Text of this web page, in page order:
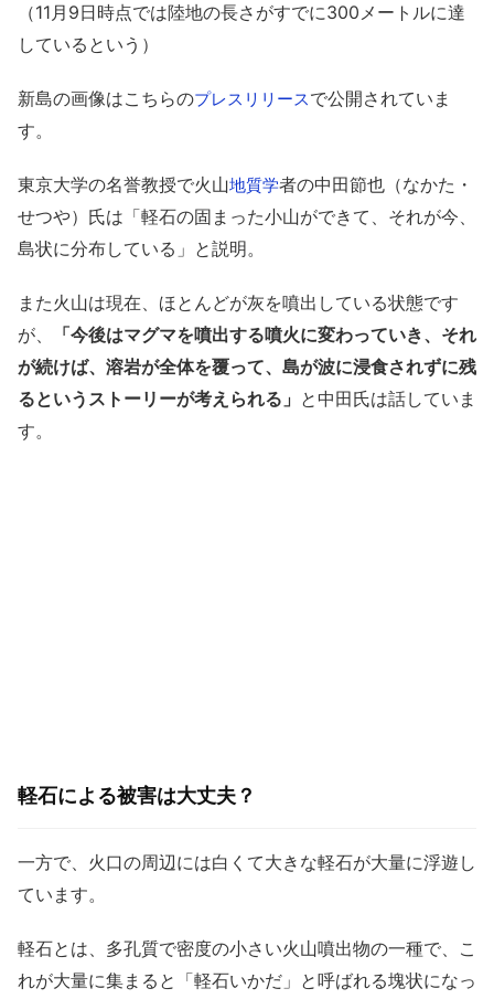
（11月9日時点では陸地の長さがすでに300メートルに達
しているという）
新島の画像はこちらのプレスリリースで公開されていま
す。
東京大学の名誉教授で火山地質学者の中田節也（なかた・
せつや）氏は「軽石の固まった小山ができて、それが今、
島状に分布している」と説明。
また火山は現在、ほとんどが灰を噴出している状態です
が、
「今後はマグマを噴出する噴火に変わっていき、それ
が続けば、溶岩が全体を覆って、島が波に浸食されずに残
るというストーリーが考えられる」 と中田氏は話していま
す。
軽石による被害は大丈夫？
一方で、火口の周辺には白くて大きな軽石が大量に浮遊し
ています。
軽石とは、多孔質で密度の小さい火山噴出物の一種で、こ
れが大量に集まると「軽石いかだ」と呼ばれる塊状になっ